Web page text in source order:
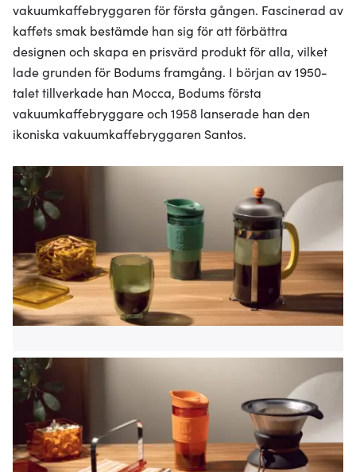
vakuumkaffebryggaren för första gången. Fascinerad av
kaffets smak bestämde han sig för att förbättra
designen och skapa en prisvärd produkt för alla, vilket
lade grunden för Bodums framgång. I början av 1950-
talet tillverkade han Mocca, Bodums första
vakuumkaffebryggare och 1958 lanserade han den
ikoniska vakuumkaffebryggaren Santos.